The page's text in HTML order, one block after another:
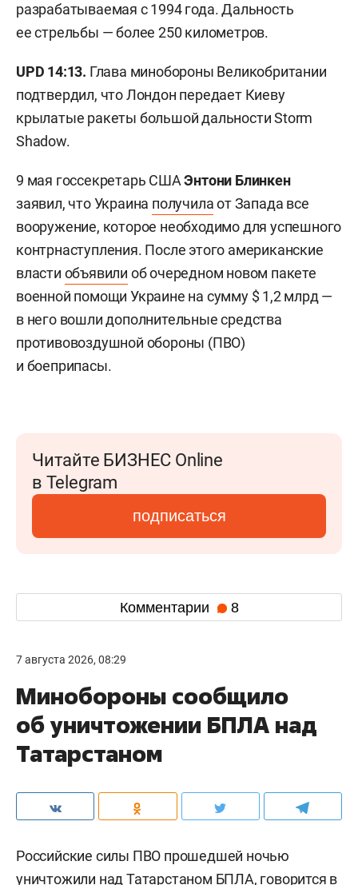
разрабатываемая с 1994 года. Дальность
ее стрельбы — более 250 километров.
UPD 14:13. Глава минобороны Великобритании
подтвердил, что Лондон передает Киеву
крылатые ракеты большой дальности Storm
Shadow.
9 мая госсекретарь СШАЭнтони Блинкен
заявил, что Украина получилаот Запада все
вооружение, которое необходимо для успешного
контрнаступления. После этого американские
власти объявили об очередном новом пакете
военной помощи Украине на сумму $ 1,2 млрд —
в него вошли дополнительные средства
противовоздушной обороны (ПВО)
и боеприпасы.
Читайте БИЗНЕС Online
в Telegram
подписаться
Комментарии 8
7 августа 2026, 08:29
Минобороны сообщило
об уничтожении БПЛА над
Татарстаном
Российские силы ПВО прошедшей ночью
уничтожили над Татарстаном БПЛА, говорится в